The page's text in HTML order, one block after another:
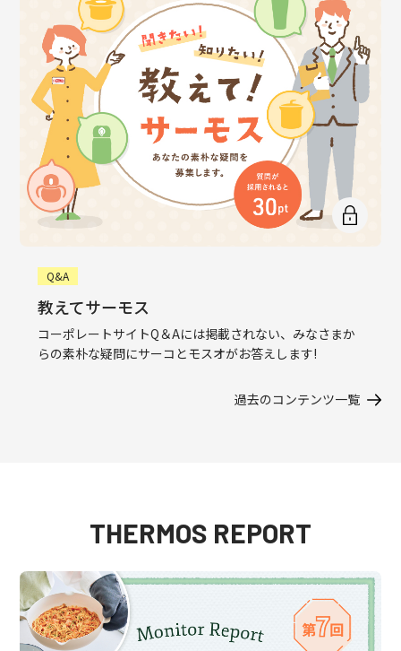
Q&A
教えてサーモス
コーポレートサイトQ＆Aには掲載されない、みなさまか
らの素朴な疑問にサーコとモスオがお答えします!
過去のコンテンツ一覧
THERMOS REPORT